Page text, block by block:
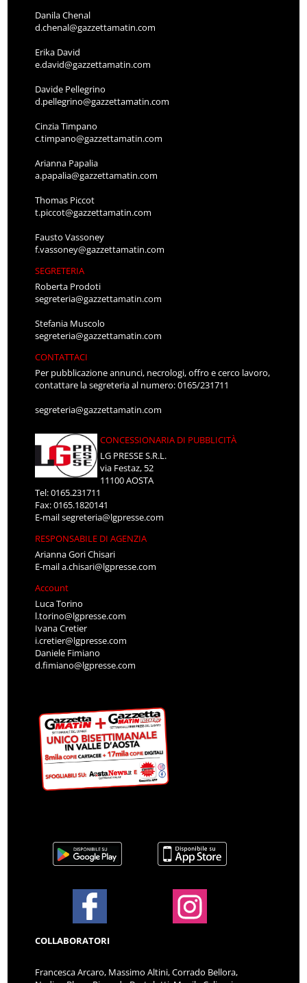
Danila Chenal
d.chenal@gazzettamatin.com
Erika David
e.david@gazzettamatin.com
Davide Pellegrino
d.pellegrino@gazzettamatin.com
Cinzia Timpano
c.timpano@gazzettamatin.com
Arianna Papalia
a.papalia@gazzettamatin.com
Thomas Piccot
t.piccot@gazzettamatin.com
Fausto Vassoney
f.vassoney@gazzettamatin.com
SEGRETERIA
Roberta Prodoti
segreteria@gazzettamatin.com
Stefania Muscolo
segreteria@gazzettamatin.com
CONTATTACI
Per pubblicazione annunci, necrologi, offro e cerco lavoro,
contattare la segreteria al numero: 0165/231711
segreteria@gazzettamatin.com
CONCESSIONARIA DI PUBBLICITÀ
LG PRESSE S.R.L.
via Festaz, 52
11100 AOSTA
Tel: 0165.231711
Fax: 0165.1820141
E-mailsegreteria@lgpresse.com
RESPONSABILE DI AGENZIA
Arianna Gori Chisari
E-maila.chisari@lgpresse.com
Account
Luca Torino
l.torino@lgpresse.com
Ivana Cretier
i.cretier@lgpresse.com
Daniele Fimiano
d.fimiano@lgpresse.com
COLLABORATORI
Francesca Arcaro, Massimo Altini, Corrado Bellora,